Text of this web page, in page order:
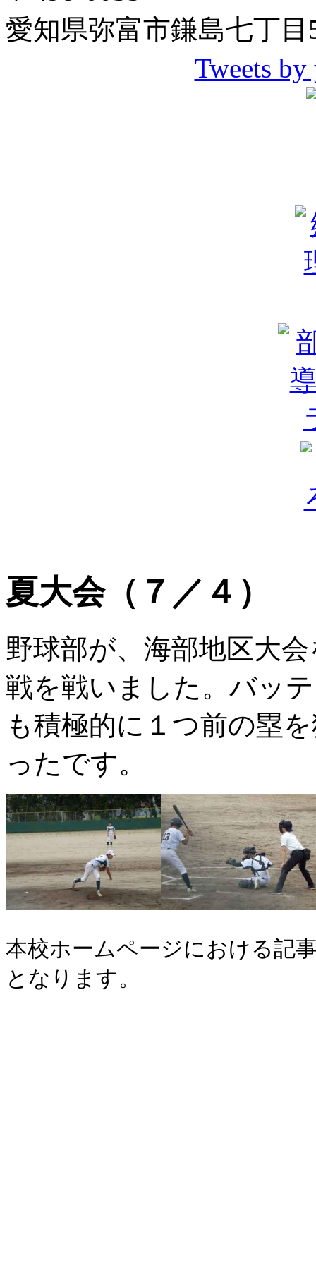
愛知県弥富市鎌島七丁目
Tweets
夏大会（７／４）
野球部が、海部地区大
戦を戦いました。バッ
も積極的に１つ前の塁
ったです。
本校ホームページにおける記
となります。